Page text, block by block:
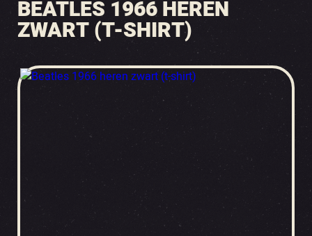
BEATLES 1966 HEREN
ZWART (T-SHIRT)